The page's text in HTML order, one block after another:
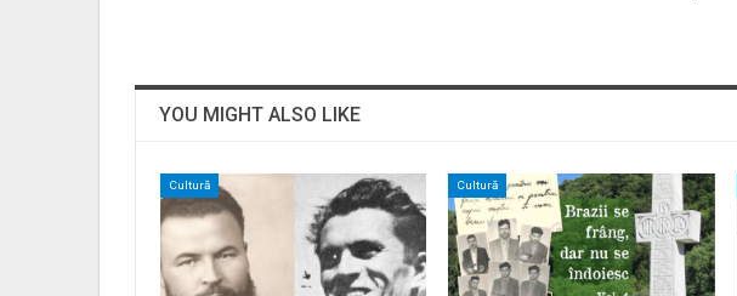
YOU MIGHT ALSO LIKE
Cultură Cultură